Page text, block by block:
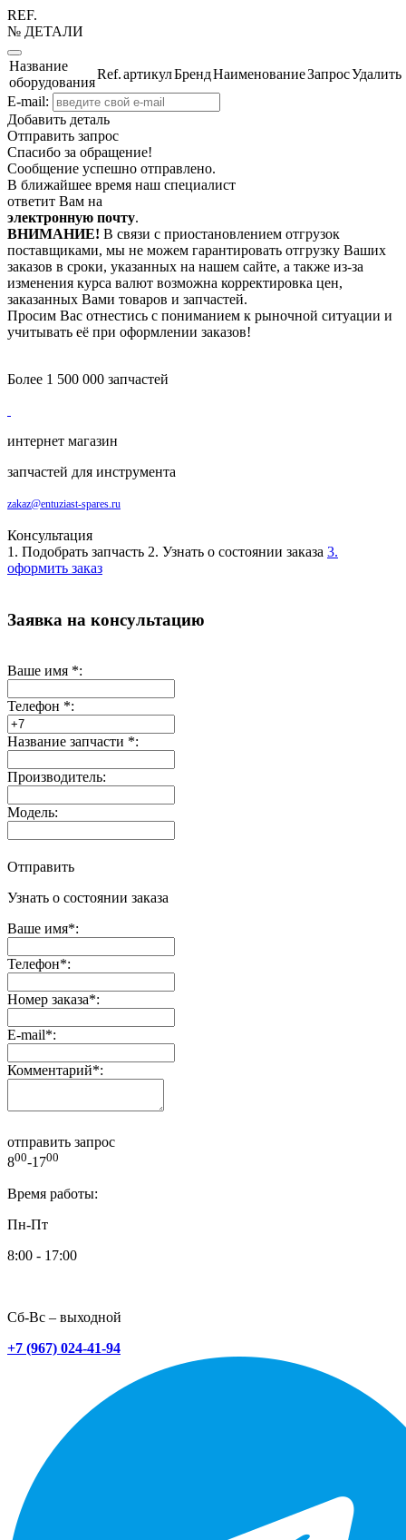
REF.
№ ДЕТАЛИ
Название
оборудования
Ref.артикулБрендНаименованиеЗапросУдалить
E-mail:
Добавить деталь
Отправить запрос
Спасибо за обращение!
Сообщение успешно отправлено.
В ближайшее время наш специалист
ответит Вам на
электронную почту.
ВНИМАНИЕ! В связи с приостановлением отгрузок
поставщиками, мы не можем гарантировать отгрузку Ваших
заказов в сроки, указанных на нашем сайте, а также из-за
изменения курса валют возможна корректировка цен,
заказанных Вами товаров и запчастей.
Просим Вас отнестись с пониманием к рыночной ситуации и
учитывать её при оформлении заказов!
Более 1 500 000 запчастей
интернет магазин
запчастей для инструмента
zakaz@entuziast-spares.ru
Консультация
1. Подобрать запчасть 2. Узнать о состоянии заказа 3.
оформить заказ
Заявка на консультацию
Ваше имя *:
Телефон *:
Название запчасти *:
Производитель:
Модель:
Отправить
Узнать о состоянии заказа
Ваше имя*:
Телефон*:
Номер заказа*:
E-mail*:
Комментарий*:
отправить запрос
800-1700
Время работы:
Пн-Пт
8:00 - 17:00
Сб-Вс – выходной
+7 (967) 024-41-94